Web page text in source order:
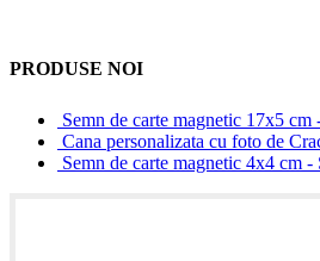
PRODUSE NOI
Semn de carte magnetic 17x5
Cana personalizata cu foto de
Semn de carte magnetic 4x4 cm